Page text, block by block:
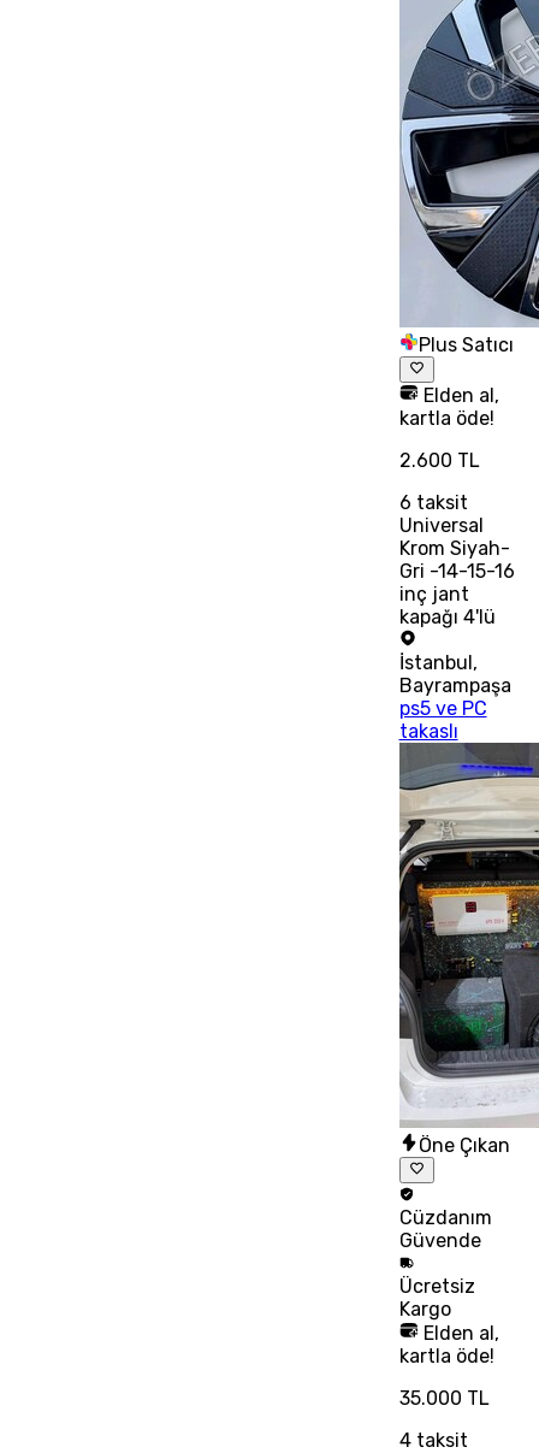
Plus Satıcı
Elden al,
kartla öde!
2.600 TL
6 taksit
Universal
Krom Siyah-
Gri -14-15-16
inç jant
kapağı 4'lü
İstanbul,
Bayrampaşa
ps5 ve PC
takaslı
Öne Çıkan
Cüzdanım
Güvende
Ücretsiz
Kargo
Elden al,
kartla öde!
35.000 TL
4taksit